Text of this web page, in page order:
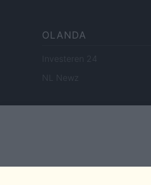
OLANDA
Investeren 24
NL Newz